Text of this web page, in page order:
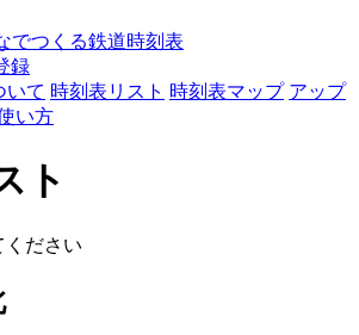
でつくる鉄道時刻表
録
いて 時刻表リスト 時刻表マップ アップ
い方
ト
ください